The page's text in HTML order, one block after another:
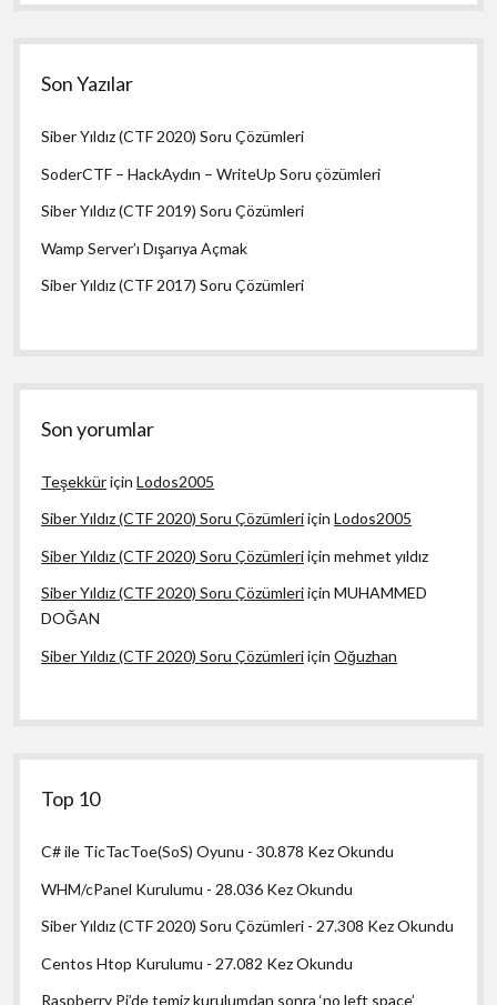
Son Yazılar
Siber Yıldız (CTF 2020) Soru Çözümleri
SoderCTF – HackAydın – WriteUp Soru çözümleri
Siber Yıldız (CTF 2019) Soru Çözümleri
Wamp Server’ı Dışarıya Açmak
Siber Yıldız (CTF 2017) Soru Çözümleri
Son yorumlar
TeşekküriçinLodos2005
Siber Yıldız (CTF 2020) Soru ÇözümleriiçinLodos2005
Siber Yıldız (CTF 2020) Soru Çözümleriiçinmehmet yıldız
Siber Yıldız (CTF 2020) Soru ÇözümleriiçinMUHAMMED
DOĞAN
Siber Yıldız (CTF 2020) Soru ÇözümleriiçinOğuzhan
Top 10
C# ile TicTacToe(SoS) Oyunu - 30.878 Kez Okundu
WHM/cPanel Kurulumu - 28.036 Kez Okundu
Siber Yıldız (CTF 2020) Soru Çözümleri - 27.308 Kez Okundu
Centos Htop Kurulumu - 27.082 Kez Okundu
Raspberry Pi’de temiz kurulumdan sonra ‘no left space’